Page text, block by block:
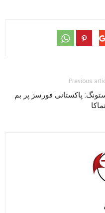
Previous
پاکستانی فورسز پر بم